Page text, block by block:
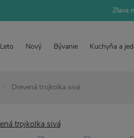
Zľava
Leto Nový Bývanie Kuchyňa a
Drevená trojkolka sivá